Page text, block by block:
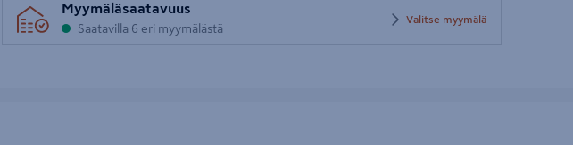
postinumero
Myymäläsaatavuus
Saatavilla 6 eri myymälästä
Valitse myymälä